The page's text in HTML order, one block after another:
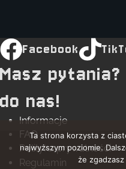
Masz pytania?
do nas!
Facebook
Informacje
FAQ
Polityka prywatności
Regulamin
Ta strona korzysta z
najwyższym poziomie.
że